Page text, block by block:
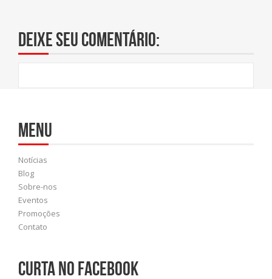
Deixe seu comentário:
Menu
Notícias
Blog
Sobre-nos
Eventos
Promoções
Contato
Curta no Facebook